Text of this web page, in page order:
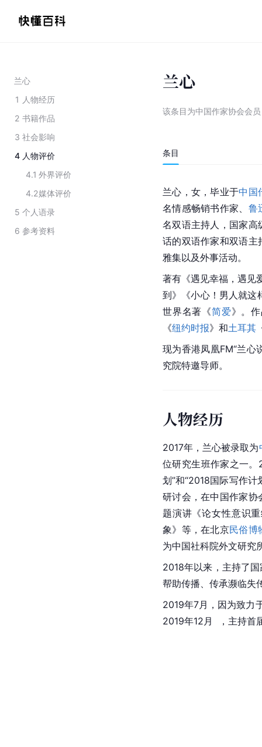
兰心
1 人物经历
2 书籍作品
3 社会影响
4 人物评价
4.1 外界评价
4.2媒体评价
5 个人语录
6 参考资料
兰心
该条目为中国作家协会会员
条目
兰心，女，毕业于中国
名情感畅销书作家、 鲁
名双语主持人，国家高
话的双语作家和双语主
雅集以及外事活动。
著有《遇见幸福，遇见
到》《小心！男人就这
世界名著《简爱》。
《纽约时报》和土耳其
现为香港凤凰FM“兰心
究院特邀导师。
人物经历
2017年，兰心被录取为
位研究生班作家之一。
划”和“2018国际写作计
研讨会，在中国作家
题演讲《论女性意识
象》等，在北京民俗博
为中国社科院外文研究
2018年以来，主持了
帮助传播、传承濒临失
2019年7月，因为致力
2019年12月  ，主持首